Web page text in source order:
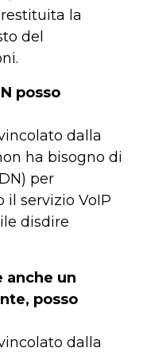
la
del
posso
dalla
ha bisogno di
per
il servizio VoIP
disdire
anche un
posso
dalla